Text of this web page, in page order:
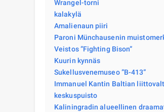
Wrangel-torni
kalakylä
Amalienaun piiri
Paroni Münchausenin
Veistos ”Fighting Bison”
Kuurin kynnäs
Sukellusvenemuseo ”B-413”
Immanuel Kantin Baltian
keskuspuisto
Kaliningradin alueellinen